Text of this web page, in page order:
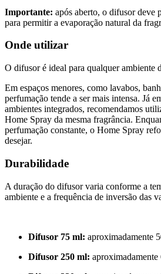
Importante: após aberto, o difusor deve
para permitir a evaporação natural da
Onde utilizar
O difusor é ideal para qualquer ambiente
Em espaços menores, como lavabos,
perfumação tende a ser mais intensa. Já
ambientes integrados, recomendamos
Home Spray da mesma fragrância.
perfumação constante, o Home Spray
desejar.
Durabilidade
A duração do difusor varia conforme a
ambiente e a frequência de inversão das
Difusor 75 ml: aproximadamente
Difusor 250 ml: aproximadamente